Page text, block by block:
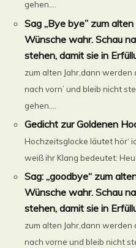
gehen....
Sag „Bye bye” zum
Wünsche wahr. Schau
stehen, damit sie in
zum alten Jahr,dann
nach vorn’ und bleib nicht
gehen....
Gedicht zur Goldenen
Hochzeitsglocke läutet hör‘
weiß ihr Klang bedeutet:
Sag: „goodbye“ zum
Wünsche wahr. Schau
stehen, damit sie in
zum alten Jahr,dann
nach vorne und bleib nicht